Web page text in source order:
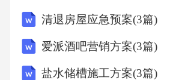
清退房屋应急预案(3篇)
爱派酒吧营销方案(3篇)
盐水储槽施工方案(3篇)